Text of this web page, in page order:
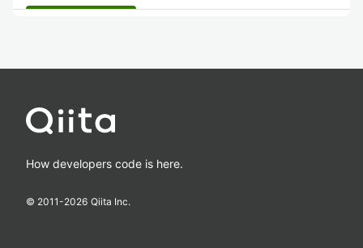
How developers code is here.
© 2011-2026 Qiita Inc.